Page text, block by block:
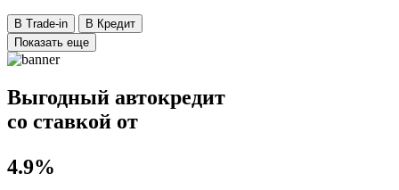
В Trade-in
В Кредит
Показать еще
Выгодный автокредит
со ставкой от
4.9%